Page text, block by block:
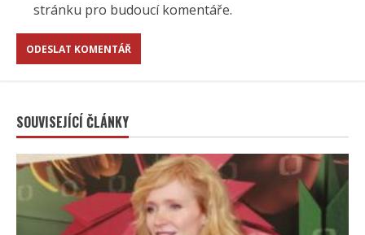
stránku pro budoucí komentáře.
SOUVISEJÍCÍ ČLÁNKY